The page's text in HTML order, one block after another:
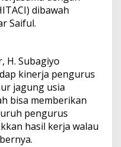
dibawah
Saiful.
H. Subagiyo
kinerja pengurus
jagung usia
bisa memberikan
pengurus
hasil kerja walau